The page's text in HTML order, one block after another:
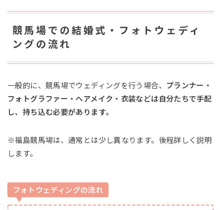
競馬場での結婚式・フォトウェディ
ングの流れ
一般的に、競馬場でウェディングを行う場合、 プランナー・
フォトグラファー・ヘアメイク・衣装などは自分たちで手配
し、持ち込む必要があります。
※福島競馬場は、通常とは少し異なります。後程詳しく説明
します。
フォトウェディングの流れ